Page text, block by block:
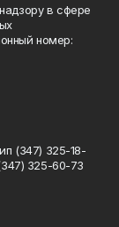
в сфере
номер:
(347) 325-18-
325-60-73